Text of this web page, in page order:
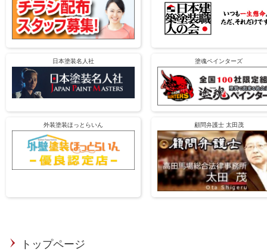
日本塗装名人社 塗魂ペインターズ
外装塗装ほっとらいん 顧問弁護士 太田茂
トップページ